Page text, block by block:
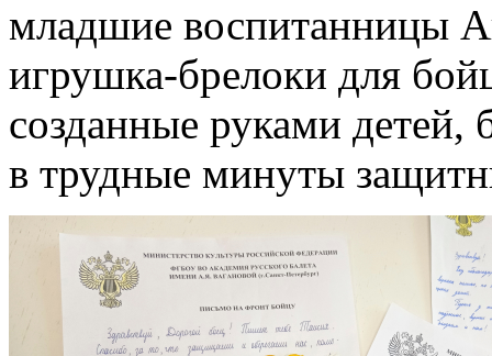
младшие воспитанницы
игрушка-брелоки для
созданные руками детей,
в трудные минуты